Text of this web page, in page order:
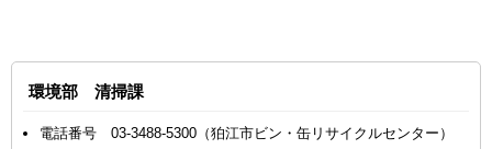
環境部 清掃課
電話番号 03-3488-5300（狛江市ビン・缶リサイクルセンター）